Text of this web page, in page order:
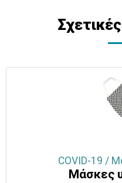
COVID-19 /
Μάσκες